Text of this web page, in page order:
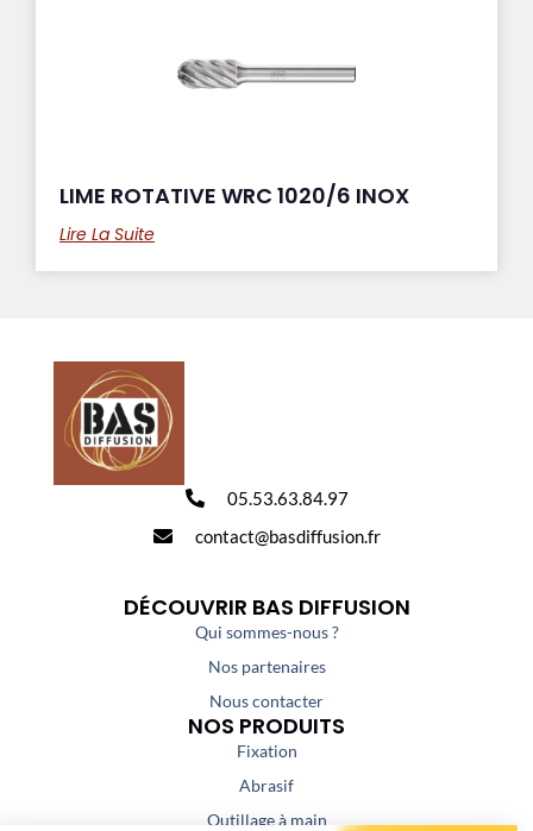
LIME ROTATIVE WRC 1020/6 INOX
Lire La Suite
05.53.63.84.97
contact@basdiffusion.fr
DÉCOUVRIR BAS DIFFUSION
Qui sommes-nous ?
Nos partenaires
Nous contacter
NOS PRODUITS
Fixation
Abrasif
Outillage à main